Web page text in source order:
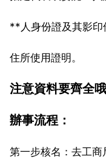
**人身份證及其影印
住所使用證明。
注意資料要齊全哦
辦事流程：
第一步核名：去工